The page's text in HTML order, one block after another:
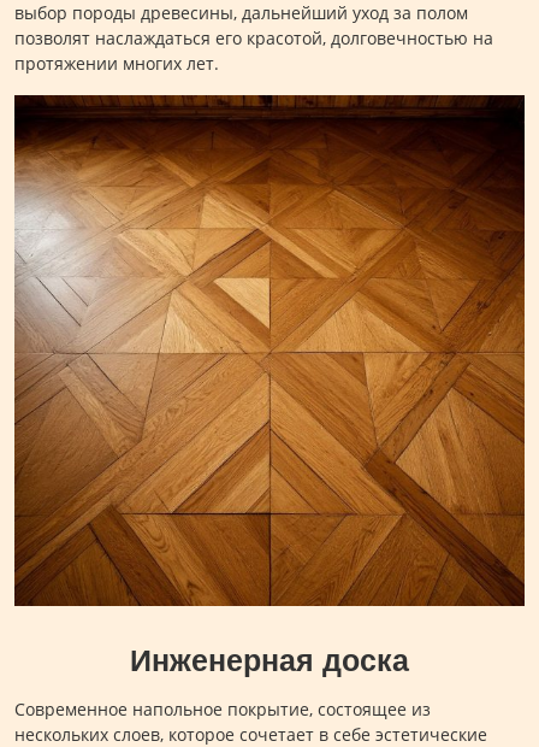
выбор породы древесины, дальнейший уход за полом
позволят наслаждаться его красотой, долговечностью на
протяжении многих лет.
Инженерная доска
Современное напольное покрытие, состоящее из
нескольких слоев, которое сочетает в себе эстетические